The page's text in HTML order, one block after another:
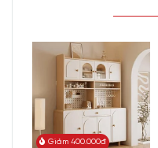
Giảm 400.000đ